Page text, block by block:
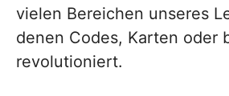
vielen Bereichen unseres
denen Codes, Karten oder
revolutioniert.